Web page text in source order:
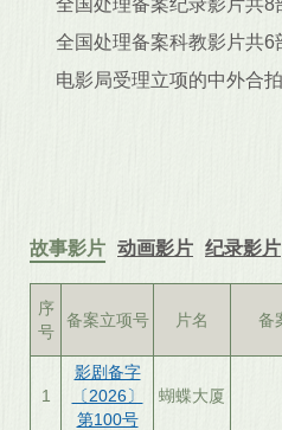
全国处理备案纪录影片共8
全国处理备案科教影片共6
电影局受理立项的中外合
故事影片 动画影片 纪录影片
序
号
备案立项号 片名 备
1
影剧备字
〔2026〕
第100号
蝴蝶大厦